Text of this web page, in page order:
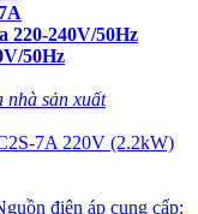
220-240V/50Hz
50Hz
nhà sản xuất
7A 220V (2.2kW)